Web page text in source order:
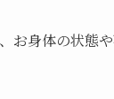
お身体の状態